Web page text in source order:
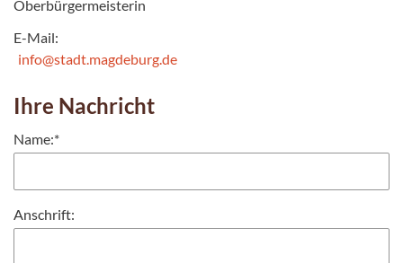
Oberbürgermeisterin
E-Mail:
info@stadt.magdeburg.de
Ihre Nachricht
Name:*
Anschrift: